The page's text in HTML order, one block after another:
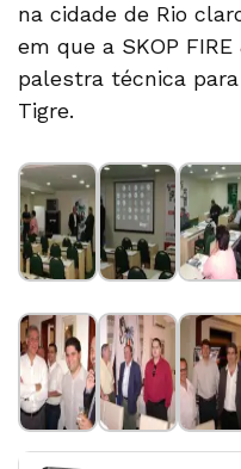
na cidade de Rio
em que a SKOP
palestra técnica
Tigre.